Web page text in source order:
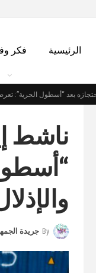
الرئيسية فكر
بعد “أسطول الحرية”:
ناشط
By جريدة